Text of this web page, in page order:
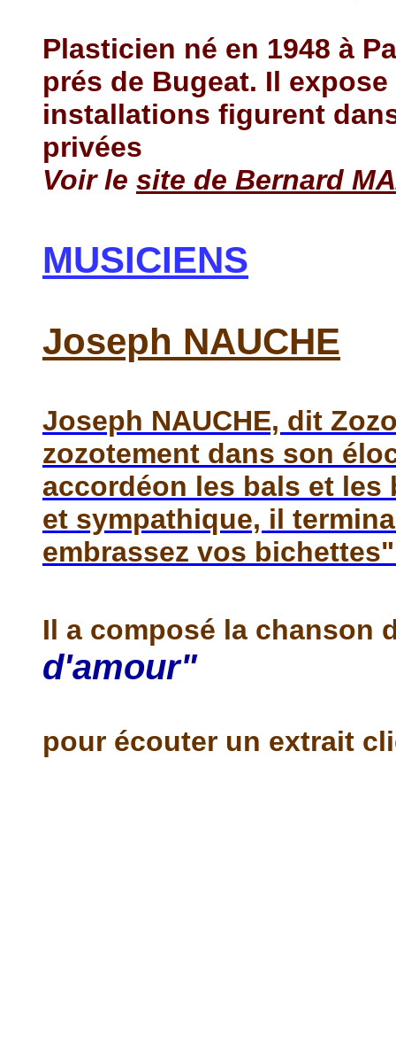
Plasticien né en 1948 à
prés de Bugeat. Il
installations figurent
privées
Voir le site de Bernard
MUSICIENS
Joseph NAUCHE
Joseph NAUCHE, dit
zozotement dans son
accordéon les bals et les
et sympathique, il
embrassez vos
Il a composé la chanson
d'amour"
pour écouter un extrait